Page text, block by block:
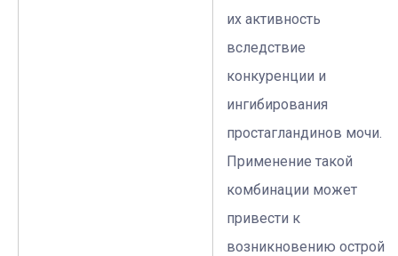
их активность
вследствие
конкуренции и
ингибирования
простагландинов мочи.
Применение такой
комбинации может
привести к
возникновению острой